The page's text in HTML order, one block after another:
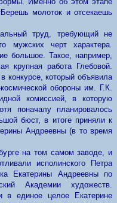
молоток и отсекаешь
труд, требующий не
мужских черт характера.
большое. Такое, например,
крупная работа Глебовой.
конкурсе, который объявила
обороны им. Г.К.
комиссией, в которую
поначалу планировалось
бюст, в итоге приняли к
Андреевны (в то время
на том самом заводе, и
исполинского Петра
Екатерины Андреевны по
Академии художеств.
в единое целое Екатерине